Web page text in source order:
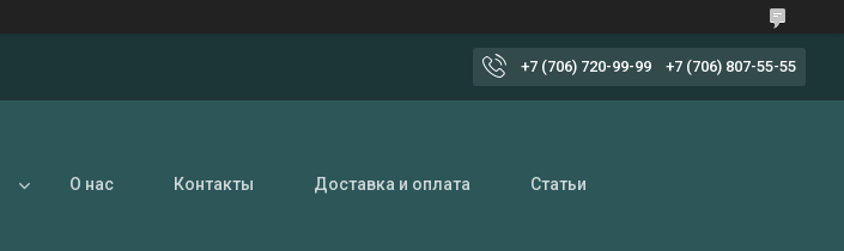
+7 (706) 720-99-99 +7 (706) 807-55-55
О нас Контакты Доставка и оплата Статьи